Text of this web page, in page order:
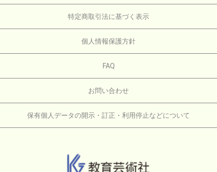
特定商取引法に基づく表示
個人情報保護方針
FAQ
お問い合わせ
保有個人データの開示・訂正・利用停止などについて